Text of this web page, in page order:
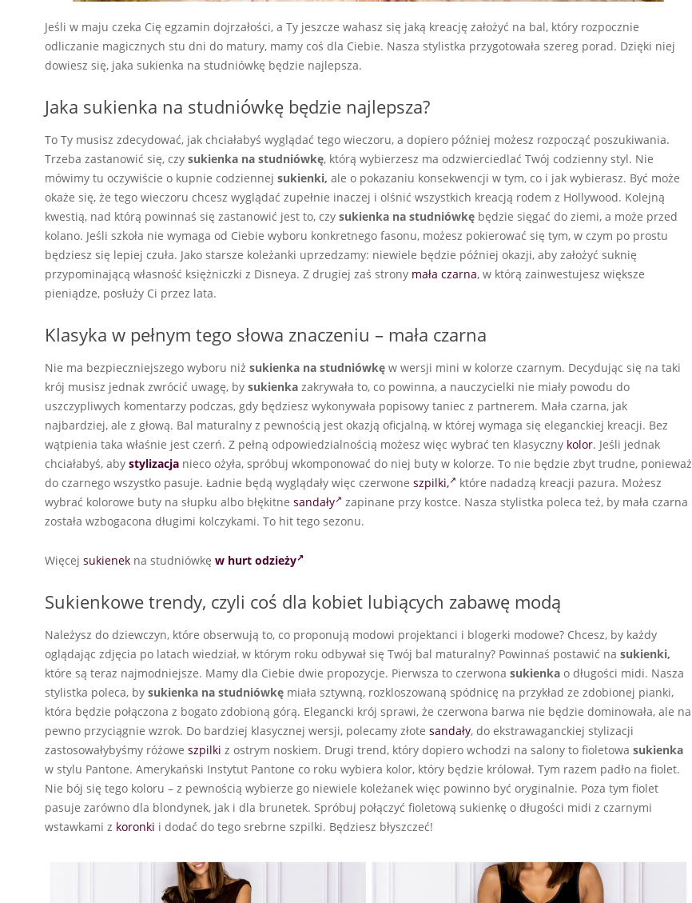
Jeśli w maju czeka Cię egzamin dojrzałości, a Ty jeszcze wahasz się jaką kreację założyć na bal, który rozpocznie
odliczanie magicznych stu dni do matury, mamy coś dla Ciebie. Nasza stylistka przygotowała szereg porad. Dzięki niej
dowiesz się, jaka sukienka na studniówkę będzie najlepsza.
Jaka sukienka na studniówkę będzie najlepsza?
To Ty musisz zdecydować, jak chciałabyś wyglądać tego wieczoru, a dopiero później możesz rozpocząć poszukiwania.
Trzeba zastanowić się, czy sukienka na studniówkę, którą wybierzesz ma odzwierciedlać Twój codzienny styl. Nie
mówimy tu oczywiście o kupnie codziennej sukienki, ale o pokazaniu konsekwencji w tym, co i jak wybierasz. Być może
okaże się, że tego wieczoru chcesz wyglądać zupełnie inaczej i olśnić wszystkich kreacją rodem z Hollywood. Kolejną
kwestią, nad którą powinnaś się zastanowić jest to, czy sukienka na studniówkę będzie sięgać do ziemi, a może przed
kolano. Jeśli szkoła nie wymaga od Ciebie wyboru konkretnego fasonu, możesz pokierować się tym, w czym po prostu
będziesz się lepiej czuła. Jako starsze koleżanki uprzedzamy: niewiele będzie później okazji, aby założyć suknię
przypominającą własność księżniczki z Disneya. Z drugiej zaś strony mała czarna, w którą zainwestujesz większe
pieniądze, posłuży Ci przez lata.
Klasyka w pełnym tego słowa znaczeniu – mała czarna
Nie ma bezpieczniejszego wyboru niż sukienka na studniówkę w wersji mini w kolorze czarnym. Decydując się na taki
krój musisz jednak zwrócić uwagę, by sukienka zakrywała to, co powinna, a nauczycielki nie miały powodu do
uszczypliwych komentarzy podczas, gdy będziesz wykonywała popisowy taniec z partnerem. Mała czarna, jak
najbardziej, ale z głową. Bal maturalny z pewnością jest okazją oficjalną, w której wymaga się eleganckiej kreacji. Bez
wątpienia taka właśnie jest czerń. Z pełną odpowiedzialnością możesz więc wybrać ten klasyczny kolor. Jeśli jednak
chciałabyś, aby stylizacja nieco ożyła, spróbuj wkomponować do niej buty w kolorze. To nie będzie zbyt trudne, ponieważ
do czarnego wszystko pasuje. Ładnie będą wyglądały więc czerwone szpilki,
które nadadzą kreacji pazura. Możesz
wybrać kolorowe buty na słupku albo błękitne sandały
zapinane przy kostce. Nasza stylistka poleca też, by mała czarna
została wzbogacona długimi kolczykami. To hit tego sezonu.
Więcej sukienek na studniówkę w hurt odzieży
Sukienkowe trendy, czyli coś dla kobiet lubiących zabawę modą
Należysz do dziewczyn, które obserwują to, co proponują modowi projektanci i blogerki modowe? Chcesz, by każdy
oglądając zdjęcia po latach wiedział, w którym roku odbywał się Twój bal maturalny? Powinnaś postawić na sukienki,
które są teraz najmodniejsze. Mamy dla Ciebie dwie propozycje. Pierwsza to czerwona sukienka o długości midi. Nasza
stylistka poleca, by sukienka na studniówkę miała sztywną, rozkloszowaną spódnicę na przykład ze zdobionej pianki,
która będzie połączona z bogato zdobioną górą. Elegancki krój sprawi, że czerwona barwa nie będzie dominowała, ale na
pewno przyciągnie wzrok. Do bardziej klasycznej wersji, polecamy złote sandały, do ekstrawaganckiej stylizacji
zastosowałybyśmy różowe szpilki z ostrym noskiem. Drugi trend, który dopiero wchodzi na salony to fioletowa sukienka
w stylu Pantone. Amerykański Instytut Pantone co roku wybiera kolor, który będzie królował. Tym razem padło na fiolet.
Nie bój się tego koloru – z pewnością wybierze go niewiele koleżanek więc powinno być oryginalnie. Poza tym fiolet
pasuje zarówno dla blondynek, jak i dla brunetek. Spróbuj połączyć fioletową sukienkę o długości midi z czarnymi
wstawkami z koronki i dodać do tego srebrne szpilki. Będziesz błyszczeć!